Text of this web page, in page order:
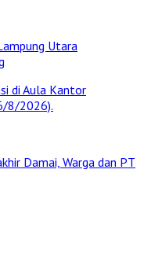
Utara
Damai, Warga dan PT